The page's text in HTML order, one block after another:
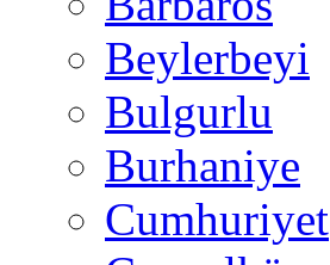
Beylerbeyi
Bulgurlu
Burhaniye
Cumhuriyet